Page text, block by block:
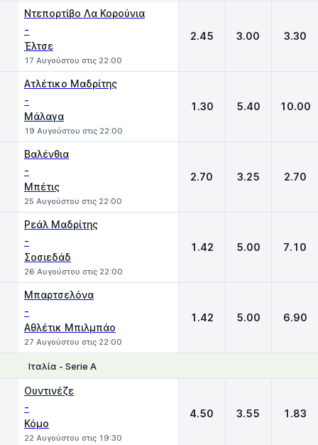
Ντεπορτίβο Λα Κορούνια
-
Έλτσε
17 Αυγούστου στις 22:00
2.45 3.00 3.30
Ατλέτικο Μαδρίτης
-
Μάλαγα
19 Αυγούστου στις 22:00
1.30 5.40 10.00
Βαλένθια
-
Μπέτις
25 Αυγούστου στις 22:00
2.70 3.25 2.70
Ρεάλ Μαδρίτης
-
Σοσιεδάδ
26 Αυγούστου στις 22:00
1.42 5.00 7.10
Μπαρτσελόνα
-
Αθλέτικ Μπιλμπάο
27 Αυγούστου στις 22:00
1.42 5.00 6.90
Ιταλία - Serie A
Ουντινέζε
-
Κόμο
22 Αυγούστου στις 19:30
4.50 3.55 1.83